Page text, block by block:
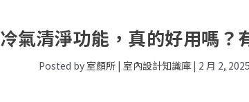
冷氣清淨功能，真的好用嗎？
Posted by 室顏所 | 室內設計知識庫 | 2 月 2, 2025